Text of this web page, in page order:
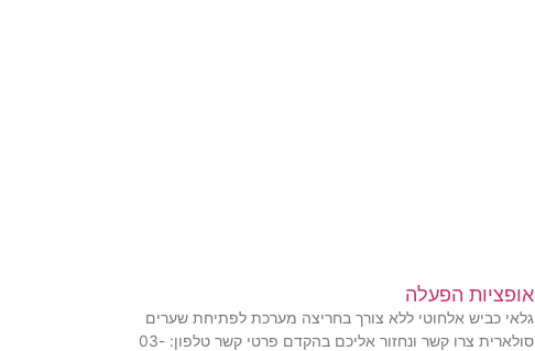
אופציות הפעלה
גלאי כביש אלחוטי ללא צורך בחריצה מערכת לפתיחת שערים
סולארית צרו קשר ונחזור אליכם בהקדם פרטי קשר טלפון: 03-